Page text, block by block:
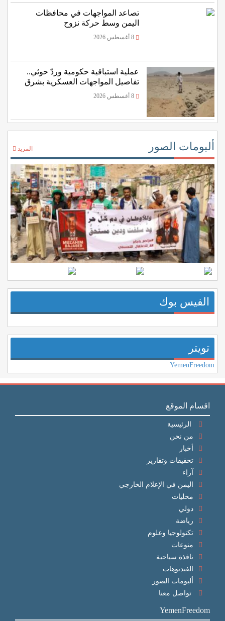
تصاعد المواجهات في محافظات
اليمن وسط حركة نزوح
8 أغسطس 2026
عملية استباقية حكومية وردّ حوثي..
تفاصيل المواجهات العسكرية بشرق
اليمن8 أغسطس 2026
ألبومات الصور المزيد
الفيس بوك
تويتر
YemenFreedom
اقسام الموقع
الرئيسية
من نحن
أخبار
تحقيقات وتقارير
آراء
اليمن في الإعلام الخارجي
محليات
دولي
رياضة
تكنولوجيا وعلوم
منوعات
نافذة سياحية
الفيديوهات
ألبومات الصور
تواصل معنا
YemenFreedom